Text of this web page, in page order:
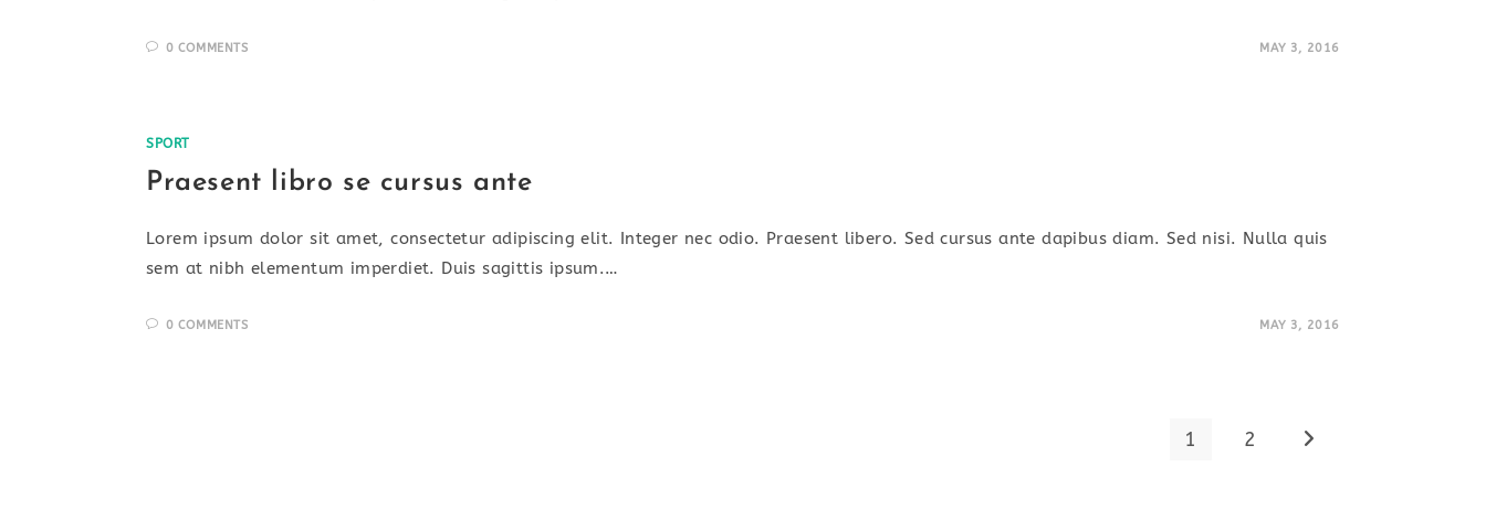
0 COMMENTS MAY 3, 2016
SPORT
Praesent libro se cursus ante
Lorem ipsum dolor sit amet, consectetur adipiscing elit. Integer nec odio. Praesent libero. Sed cursus ante dapibus diam. Sed nisi. Nulla quis
sem at nibh elementum imperdiet. Duis sagittis ipsum.…
0 COMMENTS MAY 3, 2016
1 2 Go to the next page